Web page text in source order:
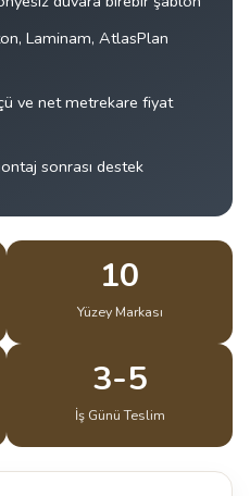
Laminam, AtlasPlan
ve net metrekare fiyat
sonrası destek
10
Yüzey Markası
3-5
İş Günü Teslim